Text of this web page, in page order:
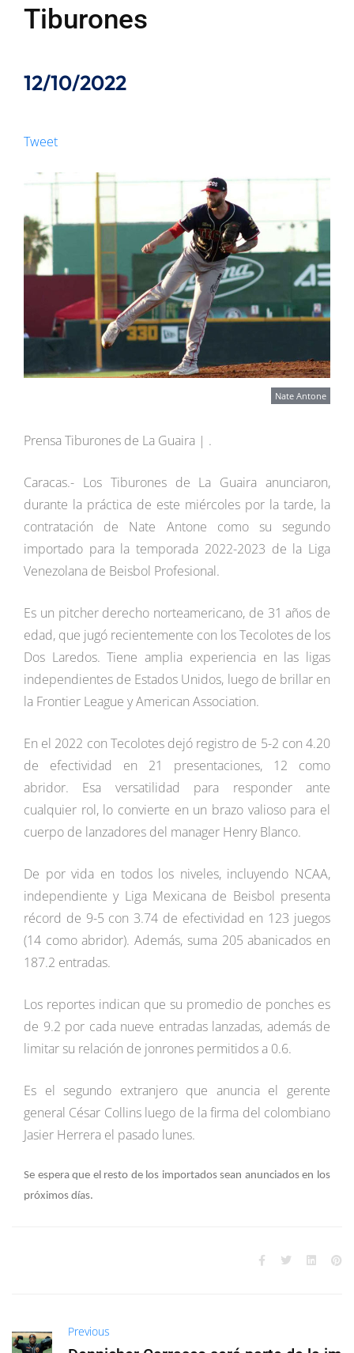
Tiburones
12/10/2022
Tweet
Nate Antone
Prensa Tiburones de La Guaira | .
Caracas.- Los Tiburones de La Guaira anunciaron,
durante la práctica de este miércoles por la tarde, la
contratación de Nate Antone como su segundo
importado para la temporada 2022-2023 de la Liga
Venezolana de Beisbol Profesional.
Es un pitcher derecho norteamericano, de 31 años de
edad, que jugó recientemente con los Tecolotes de los
Dos Laredos. Tiene amplia experiencia en las ligas
independientes de Estados Unidos, luego de brillar en
la Frontier League y American Association.
En el 2022 con Tecolotes dejó registro de 5-2 con 4.20
de efectividad en 21 presentaciones, 12 como
abridor. Esa versatilidad para responder ante
cualquier rol, lo convierte en un brazo valioso para el
cuerpo de lanzadores del manager Henry Blanco.
De por vida en todos los niveles, incluyendo NCAA,
independiente y Liga Mexicana de Beisbol presenta
récord de 9-5 con 3.74 de efectividad en 123 juegos
(14 como abridor). Además, suma 205 abanicados en
187.2 entradas.
Los reportes indican que su promedio de ponches es
de 9.2 por cada nueve entradas lanzadas, además de
limitar su relación de jonrones permitidos a 0.6.
Es el segundo extranjero que anuncia el gerente
general César Collins luego de la firma del colombiano
Jasier Herrera el pasado lunes.
Se espera que el resto de los importados sean anunciados en los
próximos días.
Previous